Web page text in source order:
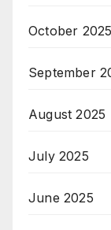
October 2025
September
August 2025
July 2025
June 2025